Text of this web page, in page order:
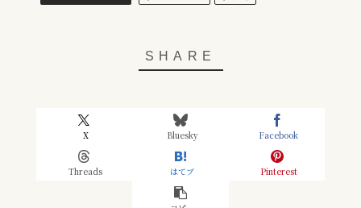
X Bluesky Facebook
Threads はてブ Pinterest